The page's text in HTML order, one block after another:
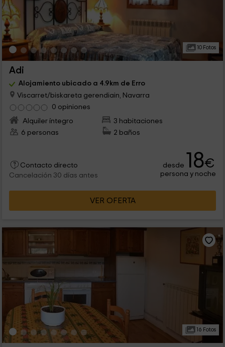
10 Fotos
Adi
Alojamiento ubicado a 4.9km de Erro
Viscarret/biskareta gerendiain, Navarra
0 opiniones
Alquiler íntegro
3 habitaciones
6 personas
2 baños
Contacto directo
Cancelación 30 días antes
desde 18€
persona y noche
VER OFERTA
16 Fotos